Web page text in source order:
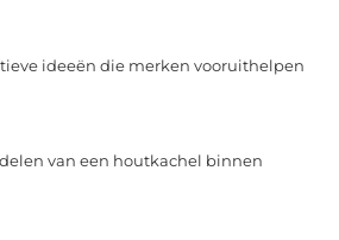
ideeën die merken vooruithelpen
van een houtkachel binnen